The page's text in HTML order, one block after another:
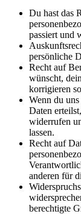
Du hast das
passiert und
persönliche
Recht auf
wünscht,
korrigieren
Wenn du
Daten
widerrufen
lassen.
Recht auf
anderen für
berechtigte